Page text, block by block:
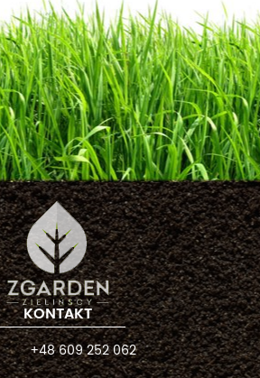
KONTAKT
+48 609 252 062